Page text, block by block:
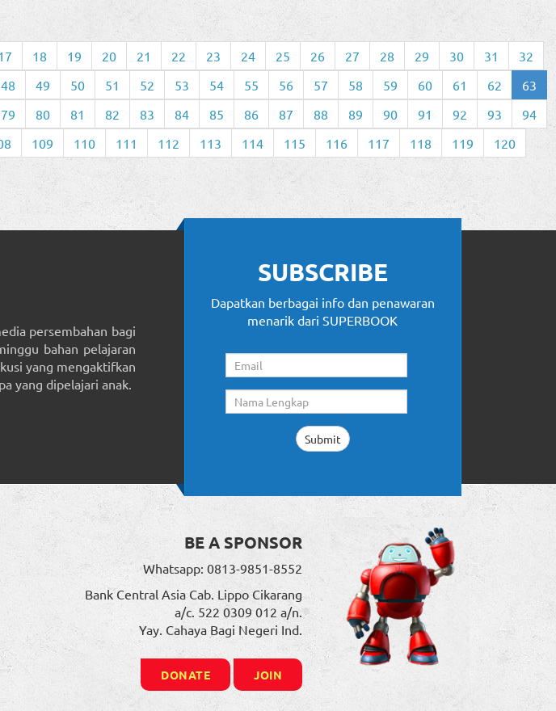
18 19 20 21 22 23 24 25 26 27 28 29 30 31
32
48 49 50 51 52 53 54 55 56 57 58 59 60 61 62
63
79 80 81 82 83 84 85 86 87 88 89 90 91 92 93
94
109 110 111 112 113 114 115 116 117 118 119
120
persembahan bagi
bahan pelajaran
yang mengaktifkan
yang dipelajari anak.
SUBSCRIBE
Dapatkan berbagai info dan penawaran
menarik dari SUPERBOOK
BE A SPONSOR
Whatsapp: 0813-9851-8552
Bank Central Asia Cab. Lippo Cikarang
a/c. 522 0309 012 a/n.
Yay. Cahaya Bagi Negeri Ind.
DONATE JOIN